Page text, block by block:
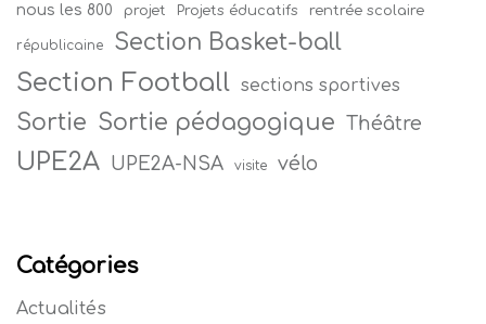
nous les 800 projet Projets éducatifs rentrée scolaire
républicaine Section Basket-ball
Section Football sections sportives
Sortie Sortie pédagogique Théâtre
UPE2A UPE2A-NSA visite vélo
Catégories
Actualités